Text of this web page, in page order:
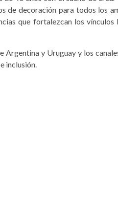
de decoración para todos los
que fortalezcan los
y Uruguay y los
inclusión.